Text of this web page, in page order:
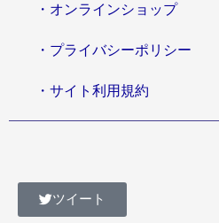
・オンラインショップ
・プライバシーポリシー
・サイト利用規約
ツイート